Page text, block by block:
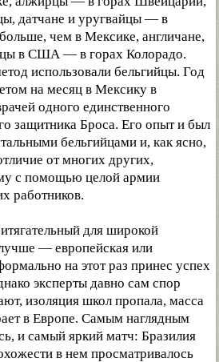
датчане и уругвайцы — в
чем в Мексике, англичане,
в США — в горах Колорадо.
использовали бельгийцы. Год
на месяц в Мексику в
одного единственного
защитника Броса. Его опыт и был
бельгийцами и, как ясно,
от многих других,
с помощью целой армии
работников.
для широкой
— европейская или
на этот раз принес успех
эксперты давно сам спор
изоляция школ пропала, масса
в Европе. Самым наглядным
и самый яркий матч: Бразилия
в нем просматривалось